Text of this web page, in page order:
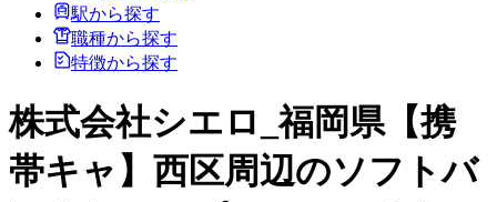
駅から探す
職種から探す
特徴から探す
株式会社シエロ_福岡県【携
帯キャ】西区周辺のソフトバ